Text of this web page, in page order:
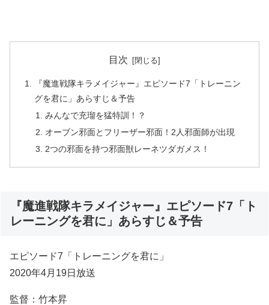
目次
『魔進戦隊キラメイジャー』エピソード7「トレーニン
グを君に」あらすじ＆予告
みんなで充瑠を猛特訓！？
オーブン邪面とフリーザー邪面！2人邪面師が出現
2つの邪面を持つ邪面獣レーネツダガメス！
『魔進戦隊キラメイジャー』エピソード7「ト
レーニングを君に」あらすじ＆予告
エピソード7「トレーニングを君に」
2020年4月19日放送
監督：竹本昇